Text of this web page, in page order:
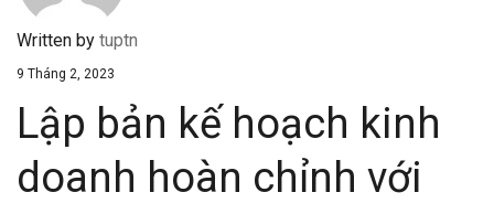
Written by tuptn
9 Tháng 2, 2023
Lập bản kế hoạch kinh
doanh hoàn chỉnh với